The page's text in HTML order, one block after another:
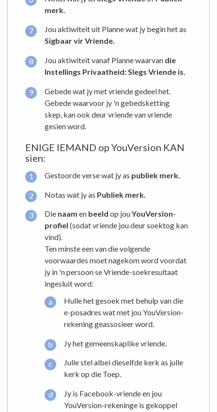
merk.
Jou aktiwiteit uit Planne wat jy begin het as
Sigbaar vir Vriende.
Jou aktiwiteit vanaf Planne waarvan die
Instellings Privaatheid: Slegs Vriende is.
Gebede wat jy met vriende gedeel het.
Gebede waarvoor jy 'n gebedsketting
skep, kan ook deur vriende van vriende
gesien word.
ENIGE IEMAND op YouVersion KAN
sien:
Gestoorde verse wat jy as publiek merk.
Notas wat jy as Publiek merk.
Die naam en beeld op jouYouVersion-
profiel (sodat vriende jou deur soektog kan
vind).
Ten minste een van die volgende
voorwaardes moet nagekom word voordat
jy in 'n persoon se Vriende-soekresultaat
ingesluit word:
Hulle het gesoek met behulp van die
e-posadres wat met jou YouVersion-
rekening geassosieer word.
Jy het gemeenskaplike vriende.
Julle stel albei dieselfde kerk as julle
kerk op die Toep.
Jy is Facebook-vriende en jou
YouVersion-rekeninge is gekoppel